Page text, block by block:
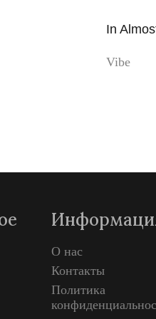
In
Vibe
О нас
Контакты
Политика